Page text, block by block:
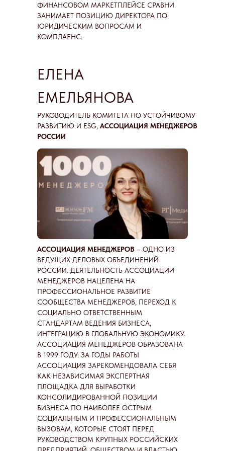
ФИНАНСОВОМ МАРКЕТПЛЕЙСЕ СРАВНИ
ЗАНИМАЕТ ПОЗИЦИЮ ДИРЕКТОРА ПО
ЮРИДИЧЕСКИМ ВОПРОСАМ И
КОМПЛАЕНС.
АССОЦИАЦИЯ МЕНЕДЖЕРОВ – ОДНО ИЗ
ВЕДУЩИХ ДЕЛОВЫХ ОБЪЕДИНЕНИЙ
РОССИИ. ДЕЯТЕЛЬНОСТЬ АССОЦИАЦИИ
МЕНЕДЖЕРОВ НАЦЕЛЕНА НА
ПРОФЕССИОНАЛЬНОЕ РАЗВИТИЕ
СООБЩЕСТВА МЕНЕДЖЕРОВ, ПЕРЕХОД К
СОЦИАЛЬНО ОТВЕТСТВЕННЫМ
СТАНДАРТАМ ВЕДЕНИЯ БИЗНЕСА,
ИНТЕГРАЦИЮ В ГЛОБАЛЬНУЮ ЭКОНОМИКУ.
АССОЦИАЦИЯ МЕНЕДЖЕРОВ ОБРАЗОВАНА
В 1999 ГОДУ. ЗА ГОДЫ РАБОТЫ
АССОЦИАЦИЯ ЗАРЕКОМЕНДОВАЛА СЕБЯ
КАК НЕЗАВИСИМАЯ ЭКСПЕРТНАЯ
ПЛОЩАДКА ДЛЯ ВЫРАБОТКИ
КОНСОЛИДИРОВАННОЙ ПОЗИЦИИ
БИЗНЕСА ПО НАИБОЛЕЕ ОСТРЫМ
СОЦИАЛЬНЫМ И ПРОФЕССИОНАЛЬНЫМ
ВЫЗОВАМ, КОТОРЫЕ СТОЯТ ПЕРЕД
РУКОВОДСТВОМ КРУПНЫХ РОССИЙСКИХ
РУКОВОДИТЕЛЬ КОМИТЕТА ПО УСТОЙЧИВОМУ
РАЗВИТИЮ И ESG, АССОЦИАЦИЯ МЕНЕДЖЕРОВ
РОССИИ
ЕЛЕНА
ЕМЕЛЬЯНОВА